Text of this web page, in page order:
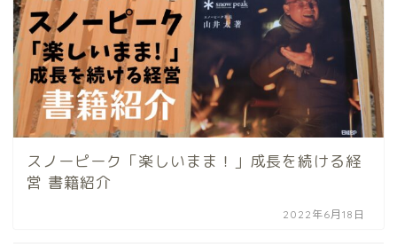
スノーピーク「楽しいまま！」成長を続ける経
営 書籍紹介
2022年6月18日